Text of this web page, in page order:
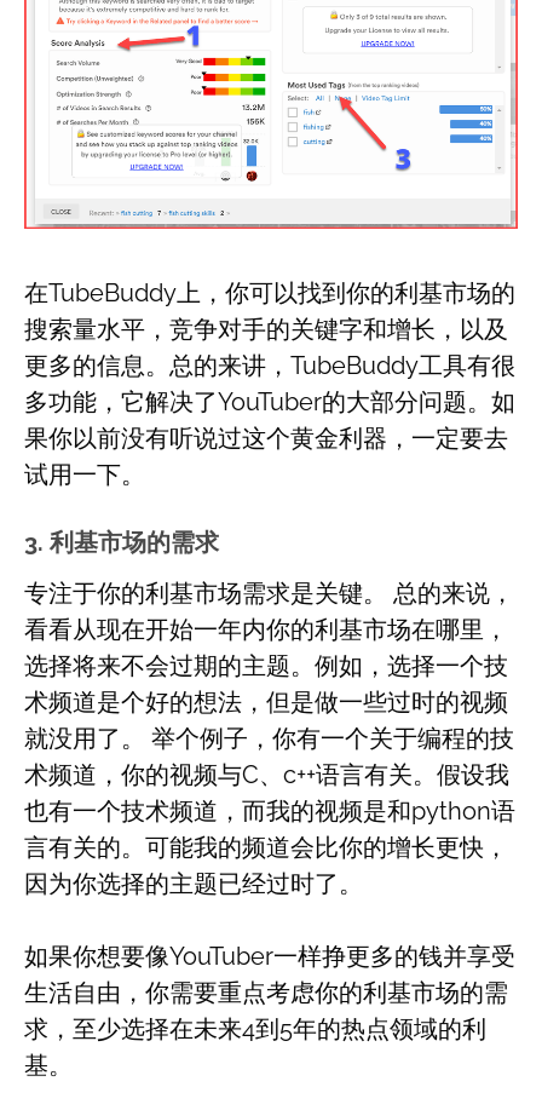
在TubeBuddy上，你可以找到你的利基市场的
搜索量水平，竞争对手的关键字和增长，以及
更多的信息。总的来讲，TubeBuddy工具有很
多功能，它解决了YouTuber的大部分问题。如
果你以前没有听说过这个黄金利器，一定要去
试用一下。
3. 利基市场的需求
专注于你的利基市场需求是关键。 总的来说，
看看从现在开始一年内你的利基市场在哪里，
选择将来不会过期的主题。例如，选择一个技
术频道是个好的想法，但是做一些过时的视频
就没用了。 举个例子，你有一个关于编程的技
术频道，你的视频与C、c++语言有关。假设我
也有一个技术频道，而我的视频是和python语
言有关的。可能我的频道会比你的增长更快，
因为你选择的主题已经过时了。
如果你想要像YouTuber一样挣更多的钱并享受
生活自由，你需要重点考虑你的利基市场的需
求，至少选择在未来4到5年的热点领域的利
基。